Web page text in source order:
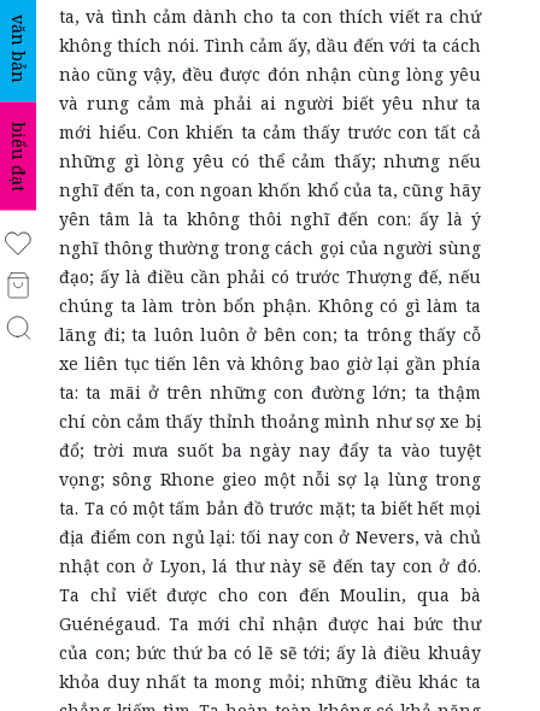
văn bản
biểu đạt
ta, và tình cảm dành cho ta con thích viết ra chứ
không thích nói. Tình cảm ấy, dầu đến với ta cách
nào cũng vậy, đều được đón nhận cùng lòng yêu
và rung cảm mà phải ai người biết yêu như ta
mới hiểu. Con khiến ta cảm thấy trước con tất cả
những gì lòng yêu có thể cảm thấy; nhưng nếu
nghĩ đến ta, con ngoan khốn khổ của ta, cũng hãy
yên tâm là ta không thôi nghĩ đến con: ấy là ý
nghĩ thông thường trong cách gọi của người sùng
đạo; ấy là điều cần phải có trước Thượng đế, nếu
chúng ta làm tròn bổn phận. Không có gì làm ta
lãng đi; ta luôn luôn ở bên con; ta trông thấy cỗ
xe liên tục tiến lên và không bao giờ lại gần phía
ta: ta mãi ở trên những con đường lớn; ta thậm
chí còn cảm thấy thỉnh thoảng mình như sợ xe bị
đổ; trời mưa suốt ba ngày nay đẩy ta vào tuyệt
vọng; sông Rhone gieo một nỗi sợ lạ lùng trong
ta. Ta có một tấm bản đồ trước mặt; ta biết hết mọi
địa điểm con ngủ lại: tối nay con ở Nevers, và chủ
nhật con ở Lyon, lá thư này sẽ đến tay con ở đó.
Ta chỉ viết được cho con đến Moulin, qua bà
Guénégaud. Ta mới chỉ nhận được hai bức thư
của con; bức thứ ba có lẽ sẽ tới; ấy là điều khuây
khỏa duy nhất ta mong mỏi; những điều khác ta